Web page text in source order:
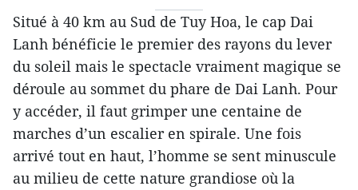
Situé à 40 km au Sud de Tuy Hoa, le cap Dai
Lanh bénéficie le premier des rayons du lever
du soleil mais le spectacle vraiment magique se
déroule au sommet du phare de Dai Lanh. Pour
y accéder, il faut grimper une centaine de
marches d’un escalier en spirale. Une fois
arrivé tout en haut, l’homme se sent minuscule
au milieu de cette nature grandiose où la